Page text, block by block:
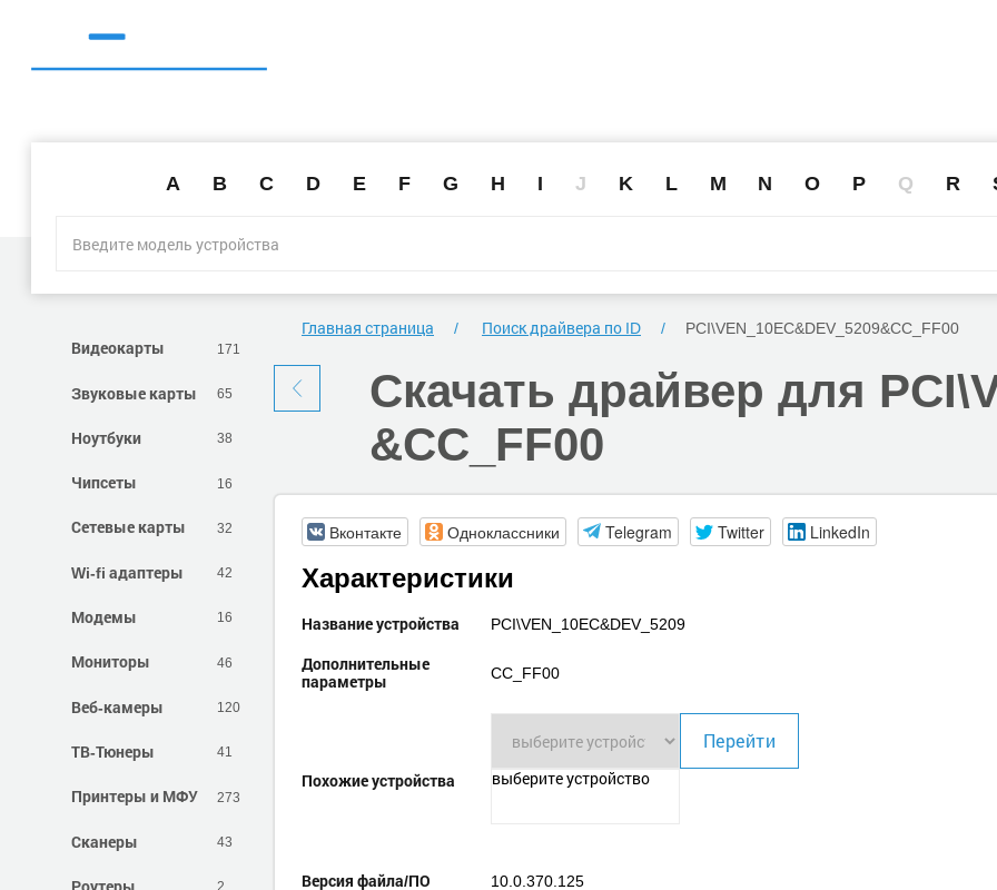
A B C D E F G H I J K L M N O P Q R
Видеокарты 171
Звуковые карты 65
Ноутбуки 38
Чипсеты 16
Сетевые карты 32
Wi-fi адаптеры 42
Модемы 16
Мониторы 46
Веб-камеры 120
ТВ-Тюнеры 41
Принтеры и МФУ 273
Сканеры 43
2
Главная страница Поиск драйвера по ID PCI\VEN_10EC&DEV_5209&CC_FF00
Скачать драйвер для
&CC_FF00
Вконтакте Одноклассники Telegram Twitter LinkedIn
Характеристики
Название устройства PCI\VEN_10EC&DEV_5209
Дополнительные
параметры
CC_FF00
Похожие устройства выберите устройство
Перейти
Версия файла/ПО
10.0.370.125